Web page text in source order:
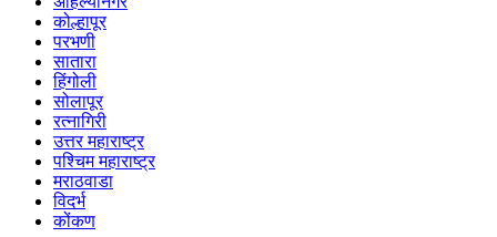
कोल्हापूर
परभणी
सातारा
हिंगोली
सोलापूर
रत्नागिरी
उत्तर महाराष्ट्र
पश्चिम महाराष्ट्र
मराठवाडा
विदर्भ
कोंकण